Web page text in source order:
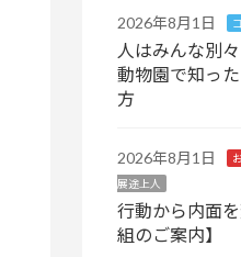
2026年8月1日
人はみんな別
動物園で知っ
方
2026年8月1日
展途上人
行動から内面
組のご案内】